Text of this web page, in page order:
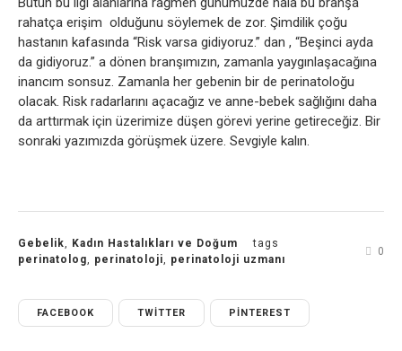
rahatça erişim olduğunu söylemek de zor. Şimdilik çoğu
hastanın kafasında “Risk varsa gidiyoruz.” dan , “Beşinci ayda
da gidiyoruz.” a dönen branşımızın, zamanla yaygınlaşacağına
inancım sonsuz. Zamanla her gebenin bir de perinatoloğu
olacak. Risk radarlarını açacağız ve anne-bebek sağlığını daha
da arttırmak için üzerimize düşen görevi yerine getireceğiz. Bir
sonraki yazımızda görüşmek üzere. Sevgiyle kalın.
Gebelik, Kadın Hastalıkları ve Doğum
tags
perinatolog, perinatoloji, perinatoloji uzmanı
0
FACEBOOK TWITTER PINTEREST